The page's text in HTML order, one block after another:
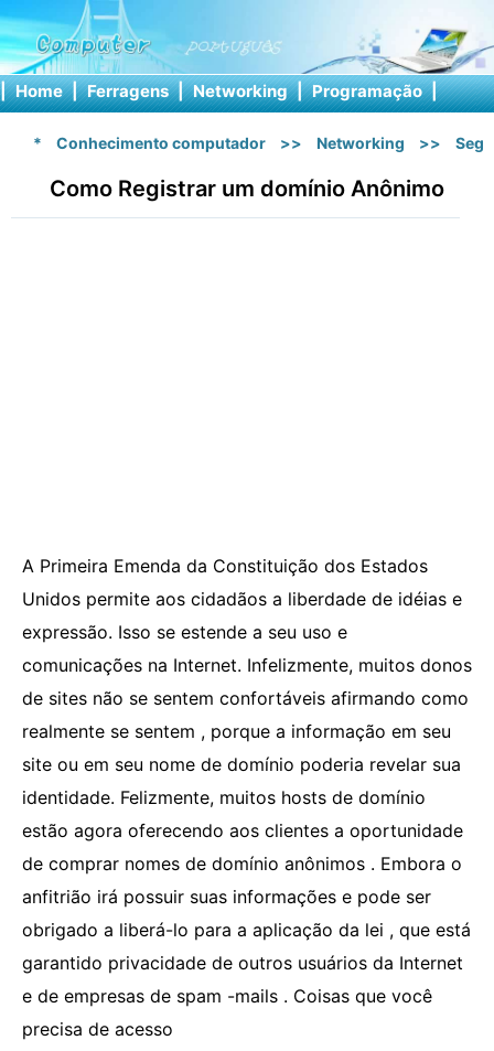
| Home | Ferragens | Networking | Programação |
* Conhecimento computador >> Networking >>
Como Registrar um domínio Anônimo
A Primeira Emenda da Constituição dos Estados
Unidos permite aos cidadãos a liberdade de idéias e
expressão. Isso se estende a seu uso e
comunicações na Internet. Infelizmente, muitos donos
de sites não se sentem confortáveis ​​afirmando como
realmente se sentem , porque a informação em seu
site ou em seu nome de domínio poderia revelar sua
identidade. Felizmente, muitos hosts de domínio
estão agora oferecendo aos clientes a oportunidade
de comprar nomes de domínio anônimos . Embora o
anfitrião irá possuir suas informações e pode ser
obrigado a liberá-lo para a aplicação da lei , que está
garantido privacidade de outros usuários da Internet
e de empresas de spam -mails . Coisas que você
precisa de acesso